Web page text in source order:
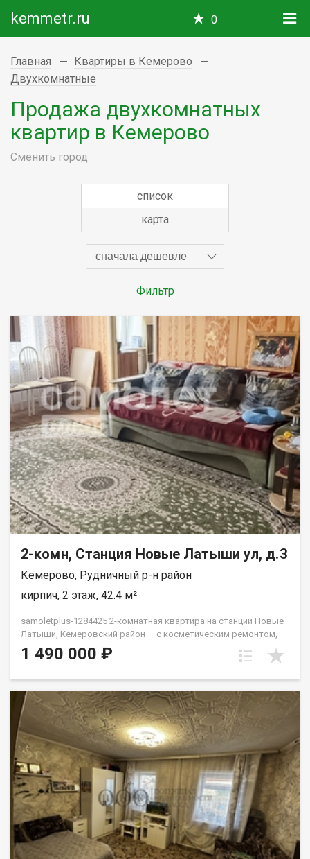
kemmetr.ru 0
Главная
Квартиры в Кемерово
Двухкомнатные
Продажа двухкомнатных
квартир в Кемерово
Сменить город
список
карта
сначала дешевле
Фильтр
2-комн, Станция Новые Латыши ул, д.3
Кемерово, Рудничный р-н район
кирпич, 2 этаж, 42.4 м²
samoletplus-1284425 2-комнатная квартира на станции Новые
Латыши, Кемеровский район — с косметическим ремонтом,
заезжайте и живите. Звука поездов в квартире не слышно.
Просторные комнаты, удобная планировка, большая
автобус доставляет детей до школы. Цена обсуждаема. АН
«Самолёт Плюс» на рынке недвижимости Кемерово с 2010
года.Полное сопровождение сделки.Гарантия юридической
чистоты сделки.Звоните с 9:00 до 21:00 — ответим на
вопросы и организуем просмотр! Еленец Юлия
1 490 000 ₽